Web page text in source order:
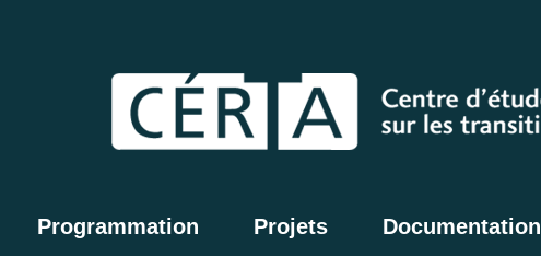
Programmation Projets Documentation